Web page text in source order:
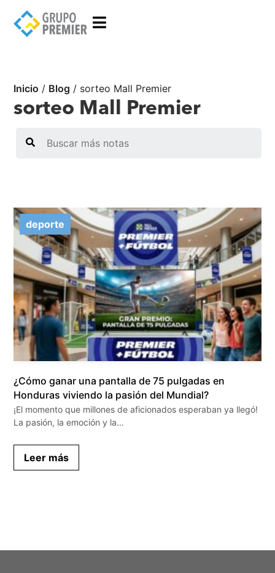
Inicio / Blog / sorteo Mall Premier
sorteo Mall Premier
deporte
¿Cómo ganar una pantalla de 75 pulgadas en
Honduras viviendo la pasión del Mundial?
¡El momento que millones de aficionados esperaban ya llegó!
La pasión, la emoción y la…
Leer más